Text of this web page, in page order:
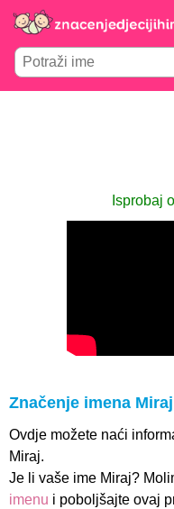
Isprobaj
Značenje imena Miraj
Ovdje možete naći
Miraj.
Je li vaše ime Miraj?
imenu i poboljšajte ovaj